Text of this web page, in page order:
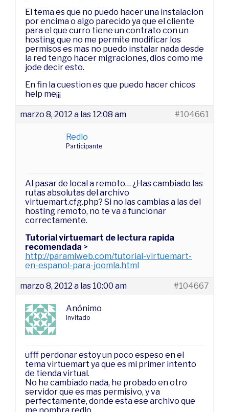
El tema es que no puedo hacer una instalacion
por encima o algo parecido ya que el cliente
para el que curro tiene un contrato con un
hosting que no me permite modificar los
permisos es mas no puedo instalar nada desde
la red tengo hacer migraciones, dios como me
jode decir esto.
En fin la cuestion es que puedo hacer chicos
help me¡¡¡
marzo 8, 2012 a las 12:08 am #104661
Redlo
Participante
Al pasar de local a remoto… ¿Has cambiado las
rutas absolutas del archivo
virtuemart.cfg.php? Si no las cambias a las del
hosting remoto, no te va a funcionar
correctamente.
Tutorial virtuemart de lectura rapida
recomendada >
http://paramiweb.com/tutorial-virtuemart-
en-espanol-para-joomla.html
marzo 8, 2012 a las 10:00 am #104667
Anónimo
Invitado
ufff perdonar estoy un poco espeso en el
tema virtuemart ya que es mi primer intento
de tienda virtual.
No he cambiado nada, he probado en otro
servidor que es mas permisivo, y va
perfectamente, donde esta ese archivo que